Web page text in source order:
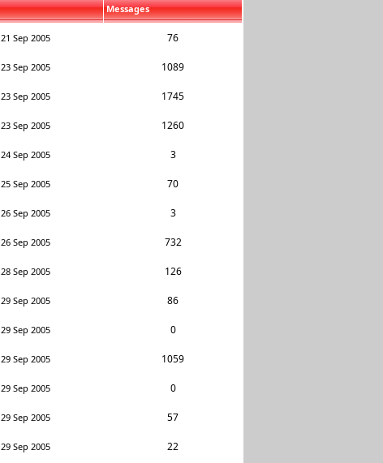
Messages
21 Sep 2005 76
23 Sep 2005 1089
23 Sep 2005 1745
23 Sep 2005 1260
24 Sep 2005 3
25 Sep 2005 70
26 Sep 2005 3
26 Sep 2005 732
28 Sep 2005 126
29 Sep 2005 86
29 Sep 2005 0
29 Sep 2005 1059
29 Sep 2005 0
29 Sep 2005 57
29 Sep 2005 22